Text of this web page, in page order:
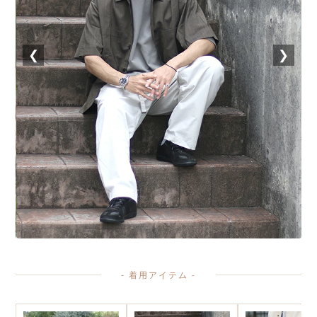
❮ ❯
- 着用アイテム -